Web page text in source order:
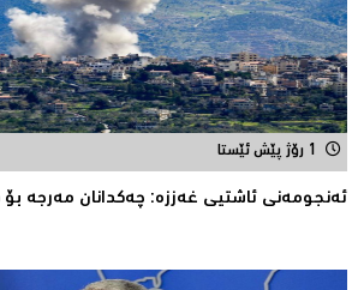
1 رۆژ پێش ئێستا
ئەنجومەنى ئاشتیی غەززە: چەکدانان مەرجە